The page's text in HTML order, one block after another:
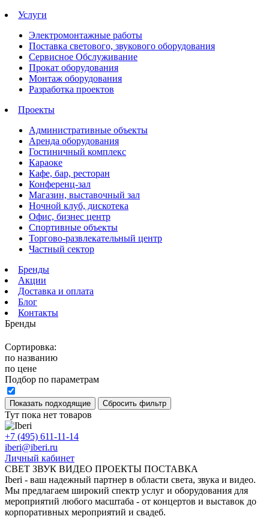
Услуги
Электромонтажные работы
Поставка светового, звукового оборудования
Сервисное Обслуживание
Прокат оборудования
Монтаж оборудования
Разработка проектов
Проекты
Административные объекты
Аренда оборудования
Гостиничный комплекс
Караоке
Кафе, бар, ресторан
Конференц-зал
Магазин, выставочный зал
Ночной клуб, дискотека
Офис, бизнес центр
Спортивные объекты
Торгово-развлекательный центр
Частный сектор
Бренды
Акции
Доставка и оплата
Блог
Контакты
Бренды
Сортировка:
по названию
по цене
Подбор по параметрам
Тут пока нет товаров
+7 (495) 611-11-14
iberi@iberi.ru
Личный кабинет
СВЕТ ЗВУК ВИДЕО ПРОЕКТЫ ПОСТАВКА
Iberi - ваш надежный партнер в области света, звука и видео.
Мы предлагаем широкий спектр услуг и оборудования для
мероприятий любого масштаба - от концертов и выставок до
корпоративных мероприятий и свадеб.